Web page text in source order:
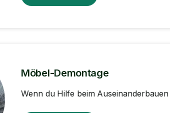
Möbel-Demontage
Wenn du Hilfe beim